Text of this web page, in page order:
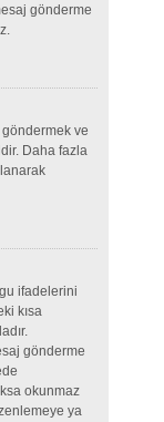
gönderme
göndermek ve
Daha fazla
ifadelerini
kısa
gönderme
okunmaz
ya